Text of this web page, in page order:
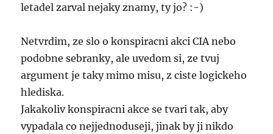
letadel zarval nejaky znamy, ty jo? :-)
Netvrdim, ze slo o konspiracni akci CIA nebo
podobne sebranky, ale uvedom si, ze tvuj
argument je taky mimo misu, z ciste logickeho
hlediska.
Jakakoliv konspiracni akce se tvari tak, aby
vypadala co nejjednoduseji, jinak by ji nikdo